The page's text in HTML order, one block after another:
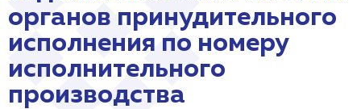
органов принудительного
исполнения по номеру
исполнительного
производства